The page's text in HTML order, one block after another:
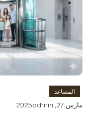
المصاعد
مارس 27, 2025 admin